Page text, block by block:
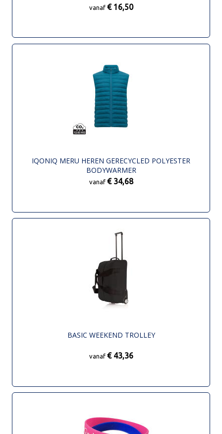
vanaf € 16,50
IQONIQ MERU HEREN GERECYCLED POLYESTER
BODYWARMER
vanaf € 34,68
BASIC WEEKEND TROLLEY
vanaf € 43,36